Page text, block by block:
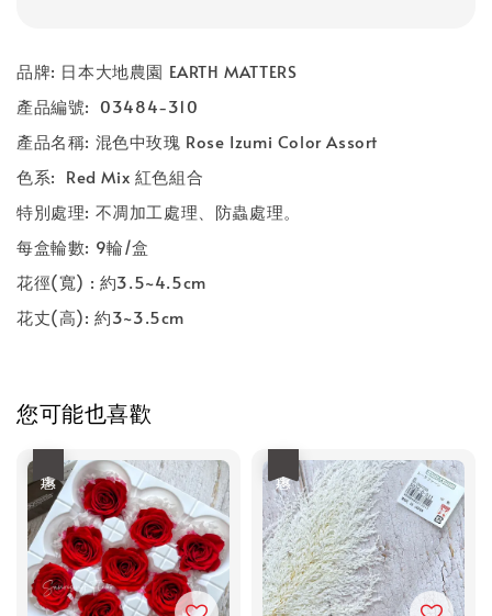
品牌: 日本大地農園 EARTH MATTERS
產品編號: 03484-310
產品名稱: 混色中玫瑰 Rose Izumi Color Assort
色系: Red Mix 紅色組合
特別處理: 不凋加工處理、防蟲處理。
每盒輪數: 9輪/盒
花徑(寬) : 約3.5~4.5cm
花丈(高): 約3~3.5cm
您可能也喜歡